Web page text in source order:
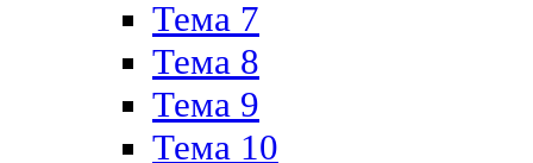
Тема 7
Тема 8
Тема 9
Тема 10